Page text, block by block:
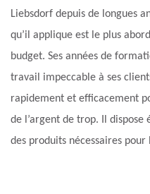
Liebsdorf depuis de longues
qu’il applique est le plus
budget. Ses années de
travail impeccable à ses
rapidement et efficacement
de l’argent de trop. Il
des produits nécessaires